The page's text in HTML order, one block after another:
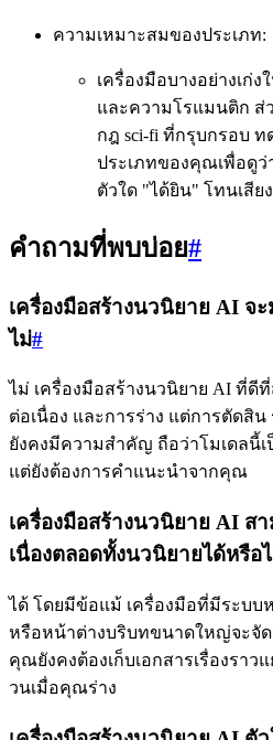
ความเหมาะสมของประเภท:
เครื่องมือบางอย่างเก่
และความโรแมนติก ส่
กฎ sci-fi ที่กรุบกรอบ
ประเภทของคุณเพื่อดูว่
ตัวใด "ได้ยิน" โทนเสี
คำถามที่พบบ่อย#
เครื่องมือสร้างนวนิยาย AI จ
ไม่#
ไม่ เครื่องมือสร้างนวนิยาย AI ที่ดี
ต่อเนื่อง และการร่าง แต่การตัดสิ
ยังคงมีความสำคัญ ถือว่าโมเดลนี้เ
แต่ยังต้องการคำแนะนำจากคุณ
เครื่องมือสร้างนวนิยาย AI ส
เนื่องตลอดทั้งนวนิยายได้หรือ
ได้ โดยมีข้อแม้ เครื่องมือที่มีระบบ
หรือหน้าต่างบริบทขนาดใหญ่จะจัด
คุณยังคงต้องเก็บเอกสารเรื่องรา
วนเมื่อคุณร่าง